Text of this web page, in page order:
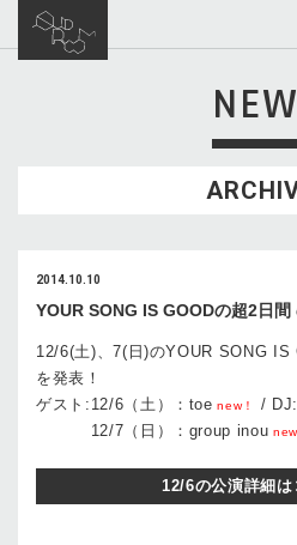
2014.10.10
YOUR SONG IS GOODの超2日間
12/6(土)、7(日)のYOUR SONG IS
を発表！
ゲスト:12/6（土）：toe new！
/
12/7（日）：group inou new
12/6の公演詳細は